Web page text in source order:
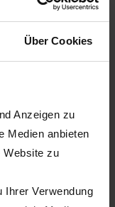
Über Cookies
Anzeigen zu
Medien anbieten
Website zu
Ihrer Verwendung
y permite a